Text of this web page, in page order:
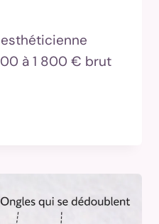
esthéticienne
à 1 800 € brut